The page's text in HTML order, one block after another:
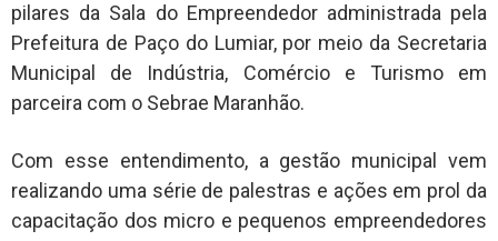
pilares da Sala do Empreendedor administrada pela
Prefeitura de Paço do Lumiar, por meio da Secretaria
Municipal de Indústria, Comércio e Turismo em
parceira com o Sebrae Maranhão.
Com esse entendimento, a gestão municipal vem
realizando uma série de palestras e ações em prol da
capacitação dos micro e pequenos empreendedores